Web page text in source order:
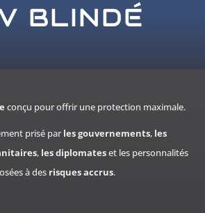
BLINDÉ
conçu pour offrir une protection maximale.
prisé parles gouvernements, les
, les diplomateset les personnalités
à des risques accrus.